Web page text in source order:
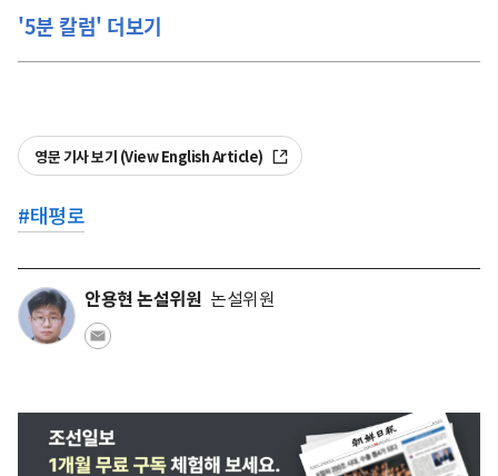
'5분 칼럼' 더보기
영문 기사 보기 (View English Article)
#태평로
안용현 논설위원 논설위원